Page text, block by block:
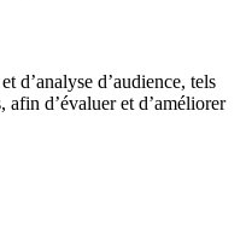
d’analyse d’audience, tels
d’évaluer et d’améliorer